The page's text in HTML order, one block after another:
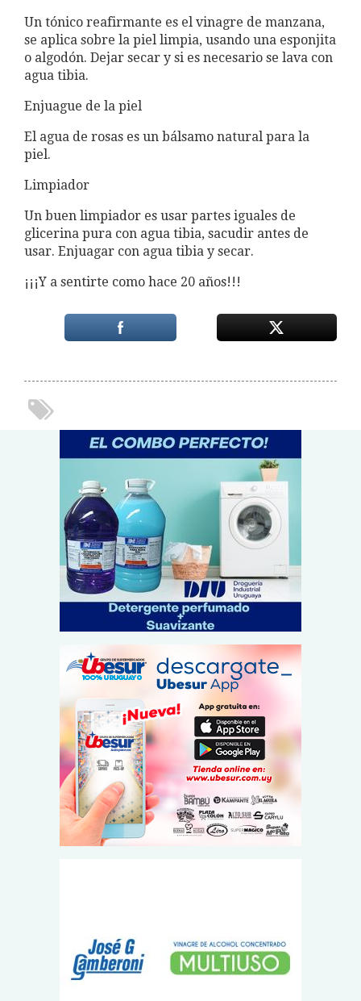
Un tónico reafirmante es el vinagre de manzana,
se aplica sobre la piel limpia, usando una esponjita
o algodón. Dejar secar y si es necesario se lava con
agua tibia.
Enjuague de la piel
El agua de rosas es un bálsamo natural para la
piel.
Limpiador
Un buen limpiador es usar partes iguales de
glicerina pura con agua tibia, sacudir antes de
usar. Enjuagar con agua tibia y secar.
¡¡¡Y a sentirte como hace 20 años!!!